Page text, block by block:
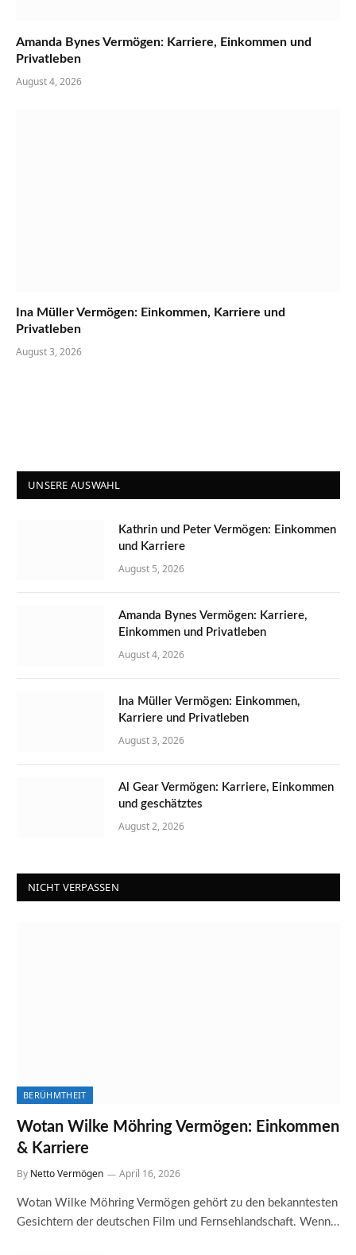
Amanda Bynes Vermögen: Karriere, Einkommen und
Privatleben
August 4, 2026
Ina Müller Vermögen: Einkommen, Karriere und
Privatleben
August 3, 2026
UNSERE AUSWAHL
Kathrin und Peter Vermögen: Einkommen
und Karriere
August 5, 2026
Amanda Bynes Vermögen: Karriere,
Einkommen und Privatleben
August 4, 2026
Ina Müller Vermögen: Einkommen,
Karriere und Privatleben
August 3, 2026
Al Gear Vermögen: Karriere, Einkommen
und geschätztes
August 2, 2026
NICHT VERPASSEN
BERÜHMTHEIT
Wotan Wilke Möhring Vermögen: Einkommen
& Karriere
By Netto Vermögen April 16, 2026
Wotan Wilke Möhring Vermögen gehört zu den bekanntesten
Gesichtern der deutschen Film und Fernsehlandschaft. Wenn…